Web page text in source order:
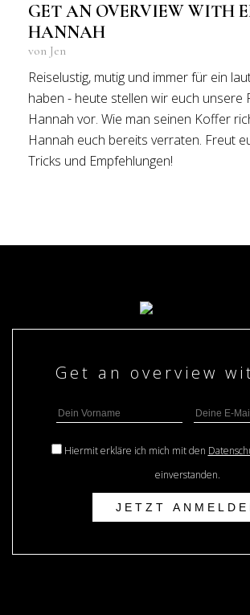
GET AN OVERVIEW WITH
HANNAH
von Jen
Reiselustig, mutig und immer für ein
haben - heute stellen wir euch unsere
Hannah vor. Wie man seinen Koffer
Hannah euch bereits verraten. Freut
Tricks und Empfehlungen!
Hiermit erkläre ich mich mit den
einverstanden.